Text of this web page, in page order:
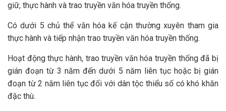
giữ, thực hành và trao truyền văn hóa truyền thống.
Có dưới 5 chủ thể văn hóa kế cận thường xuyên tham gia
thực hành và tiếp nhận trao truyền văn hóa truyền thống.
Hoạt động thực hành, trao truyền văn hóa truyền thống đã bị
gián đoạn từ 3 năm đến dưới 5 năm liên tục hoặc bị gián
đoạn từ 2 năm liên tục đối với dân tộc thiểu số có khó khăn
đặc thù.